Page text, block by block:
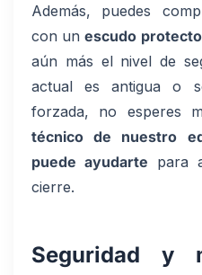
Además, puedes
con unescudo
aún más el nivel de
actual es antigua o
forzada, no esperes
técnico de nuestro
puede ayudarte para
cierre.
Seguridad y